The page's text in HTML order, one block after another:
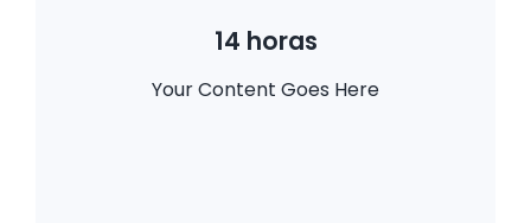
14 horas
Your Content Goes Here